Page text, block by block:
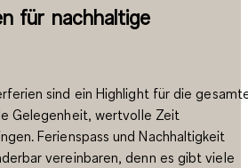
für nachhaltige
sind ein Highlight für die
Gelegenheit, wertvolle Zeit
Ferienspass und Nachhaltigkeit
vereinbaren, denn es gibt viele